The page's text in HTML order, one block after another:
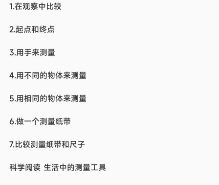
1.在观察中比较
2.起点和终点
3.用手来测量
4.用不同的物体来测量
5.用相同的物体来测量
6.做一个测量纸带
7.比较测量纸带和尺子
科学阅读 生活中的测量工具